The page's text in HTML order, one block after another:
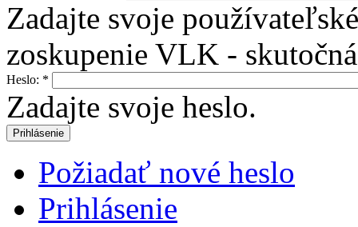
Zadajte svoje
zoskupenie VLK -
Heslo: *
Zadajte svoje heslo.
Požiadať nové heslo
Prihlásenie